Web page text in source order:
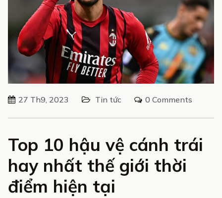
27 Th9, 2023 Tin tức 0 Comments
Top 10 hậu vệ cánh trái
hay nhất thế giới thời
điểm hiện tại